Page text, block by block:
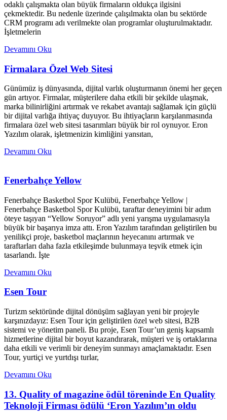
odaklı çalışmakta olan büyük firmaların oldukça ilgisini
çekmektedir. Bu nedenle üzerinde çalışılmakta olan bu sektörde
CRM programı adı verilmekte olan programlar oluşturulmaktadır.
İşletmelerin
Devamını Oku
Firmalara Özel Web Sitesi
Günümüz iş dünyasında, dijital varlık oluşturmanın önemi her geçen
gün artıyor. Firmalar, müşterilere daha etkili bir şekilde ulaşmak,
marka bilinirliğini artırmak ve rekabet avantajı sağlamak için güçlü
bir dijital varlığa ihtiyaç duyuyor. Bu ihtiyaçların karşılanmasında
firmalara özel web sitesi tasarımları büyük bir rol oynuyor. Eron
Yazılım olarak, işletmenizin kimliğini yansıtan,
Devamını Oku
Fenerbahçe Yellow
Fenerbahçe Basketbol Spor Kulübü, Fenerbahçe Yellow |
Fenerbahçe Basketbol Spor Kulübü, taraftar deneyimini bir adım
öteye taşıyan “Yellow Soruyor” adlı yeni yarışma uygulamasıyla
büyük bir başarıya imza attı. Eron Yazılım tarafından geliştirilen bu
yenilikçi proje, basketbol maçlarının heyecanını artırmak ve
taraftarları daha fazla etkileşimde bulunmaya teşvik etmek için
tasarlandı. İşte
Devamını Oku
Esen Tour
Turizm sektöründe dijital dönüşüm sağlayan yeni bir projeyle
karşınızdayız: Esen Tour için geliştirilen özel web sitesi, B2B
sistemi ve yönetim paneli. Bu proje, Esen Tour’un geniş kapsamlı
hizmetlerine dijital bir boyut kazandırarak, müşteri ve iş ortaklarına
daha etkili ve verimli bir deneyim sunmayı amaçlamaktadır. Esen
Tour, yurtiçi ve yurtdışı turlar,
Devamını Oku
13. Quality of magazine ödül töreninde En Quality
Teknoloji Firması ödülü ‘Eron Yazılım’ın oldu